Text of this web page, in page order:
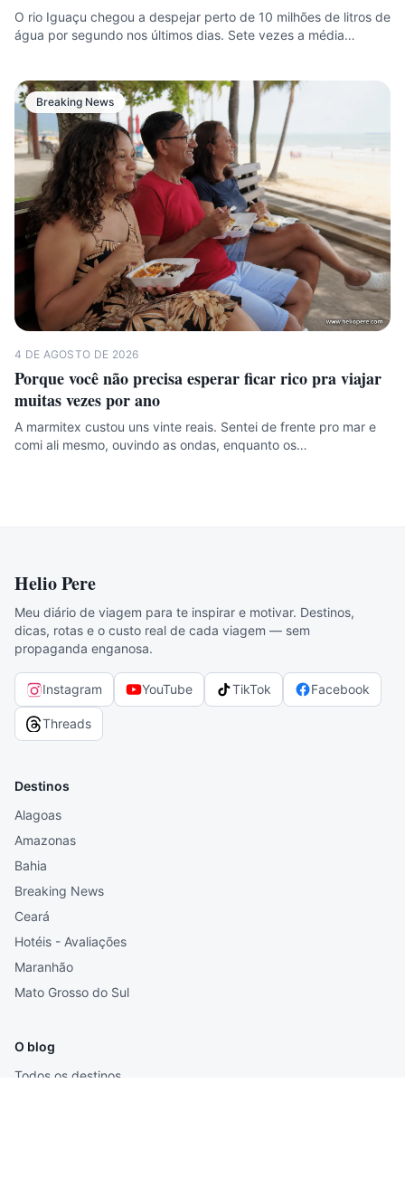
O rio Iguaçu chegou a despejar perto de 10 milhões de litros de
água por segundo nos últimos dias. Sete vezes a média…
Breaking News
4 DE AGOSTO DE 2026
Porque você não precisa esperar ficar rico pra viajar
muitas vezes por ano
A marmitex custou uns vinte reais. Sentei de frente pro mar e
comi ali mesmo, ouvindo as ondas, enquanto os…
Helio Pere
Meu diário de viagem para te inspirar e motivar. Destinos,
dicas, rotas e o custo real de cada viagem — sem
propaganda enganosa.
Instagram YouTube TikTok Facebook
Threads
Destinos
Alagoas
Amazonas
Bahia
Breaking News
Ceará
Hotéis - Avaliações
Maranhão
Mato Grosso do Sul
O blog
Todos os destinos